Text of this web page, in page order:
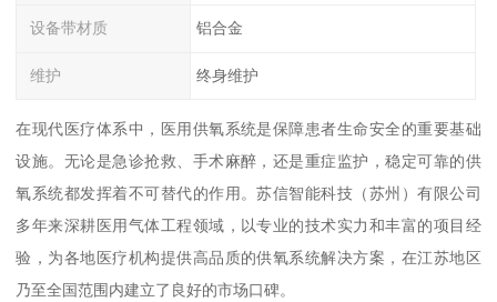
设备带材质 铝合金
维护 终身维护
在现代医疗体系中，医用供氧系统是保障患者生命安全的重要基础
设施。无论是急诊抢救、手术麻醉，还是重症监护，稳定可靠的供
氧系统都发挥着不可替代的作用。苏信智能科技（苏州）有限公司
多年来深耕医用气体工程领域，以专业的技术实力和丰富的项目经
验，为各地医疗机构提供高品质的供氧系统解决方案，在江苏地区
乃至全国范围内建立了良好的市场口碑。